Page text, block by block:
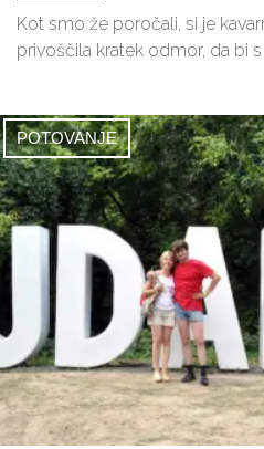
Kot smo že poročali, si je
privoščila kratek odmor, da bi
POTOVANJE